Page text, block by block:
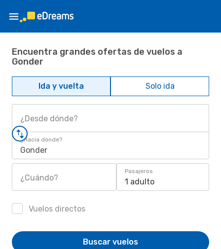
Encuentra grandes ofertas de vuelos a
Gonder
Ida y vuelta Solo ida
¿Desde dónde?
¿Hacia dónde?
Gonder
¿Cuándo?
Pasajeros
1 adulto
Vuelos directos
Buscar vuelos